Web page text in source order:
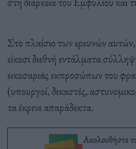
Στο πλαίσιο των ερευνών
είκοσι διεθνή εντάλματα
εικοσαριάς εκπροσώπων του
(υπουργοί, δικαστές,
τα έκρινε απαράδεκτα.
Ακολουθήστε